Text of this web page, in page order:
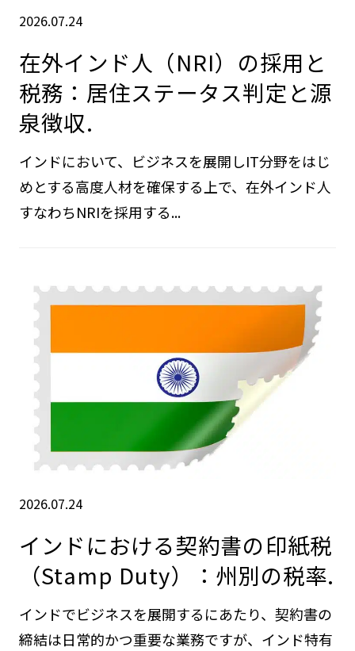
2026.07.24
在外インド人（NRI）の採用と
税務：居住ステータス判定と源
泉徴収.
インドにおいて、ビジネスを展開しIT分野をはじ
めとする高度人材を確保する上で、在外インド人
すなわちNRIを採用する...
2026.07.24
インドにおける契約書の印紙税
（Stamp Duty）：州別の税率.
インドでビジネスを展開するにあたり、契約書の
締結は日常的かつ重要な業務ですが、インド特有